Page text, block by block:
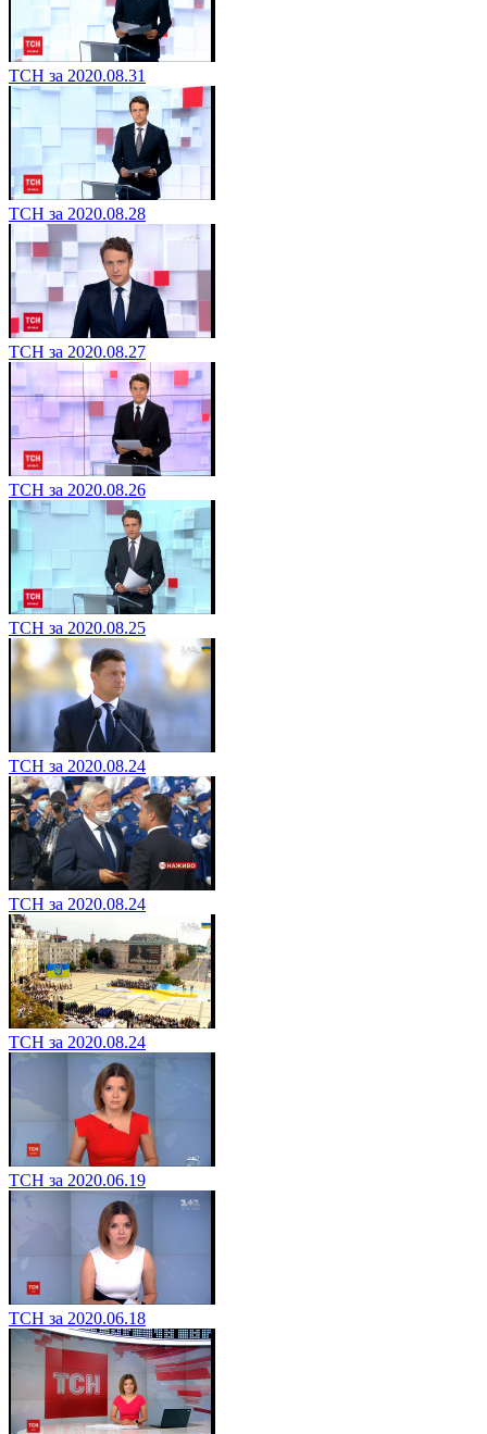
ТСН за 2020.08.31
ТСН за 2020.08.28
ТСН за 2020.08.27
ТСН за 2020.08.26
ТСН за 2020.08.25
ТСН за 2020.08.24
ТСН за 2020.08.24
ТСН за 2020.08.24
ТСН за 2020.06.19
ТСН за 2020.06.18